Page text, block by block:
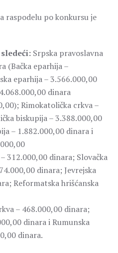
raspodelu po konkursu je
Srpska pravoslavna
(Bačka eparhija –
eparhija – 3.566.000,00
dinara
Rimokatolička crkva –
biskupija – 3.388.000,00
– 1.882.000,00 dinara i
312.000,00 dinara; Slovačka
dinara; Jevrejska
Reformatska hrišćanska
– 468.000,00 dinara;
dinara i Rumunska
dinara.